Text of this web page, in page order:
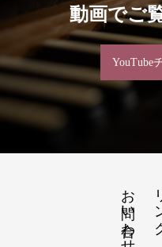
動画でご
YouTube
お問い合わせ